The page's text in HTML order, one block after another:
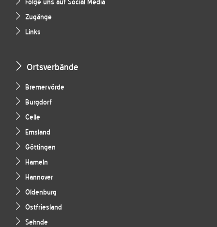
Folge uns auf Social Media
Zugänge
Links
Ortsverbände
Bremervörde
Burgdorf
Celle
Emsland
Göttingen
Hameln
Hannover
Oldenburg
Ostfriesland
Sehnde